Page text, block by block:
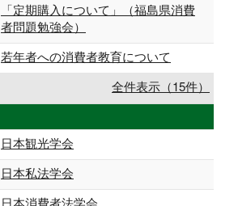
「定期購入について」（福島県消費
者問題勉強会）
若年者への消費者教育について
全件表示（15件）
日本観光学会
日本私法学会
日本消費者法学会